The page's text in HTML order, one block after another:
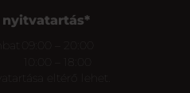
eltérő lehet.